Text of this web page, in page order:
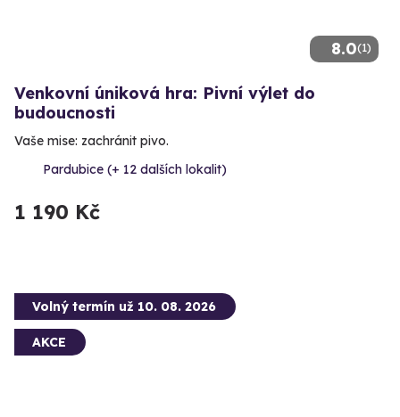
8.0(1)
Venkovní úniková hra: Pivní výlet do
budoucnosti
Vaše mise: zachránit pivo.
Pardubice (+ 12 dalších lokalit)
1 190 Kč
Volný termín už 10. 08. 2026
AKCE